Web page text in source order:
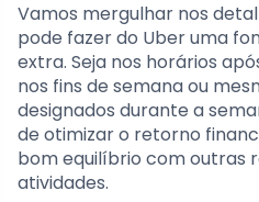
Vamos mergulhar nos
pode fazer do Uber uma
extra. Seja nos horários
nos fins de semana ou
designados durante a
de otimizar o retorno
bom equilíbrio com outras
atividades.